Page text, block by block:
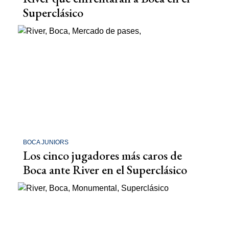
Superclásico
BOCA JUNIORS
Los cinco jugadores más caros de
Boca ante River en el Superclásico